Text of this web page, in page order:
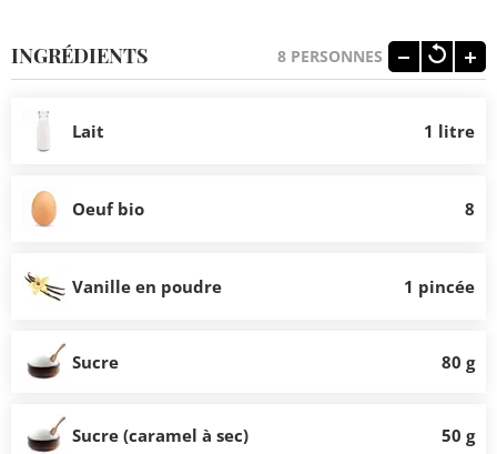
INGRÉDIENTS 8 PERSONNES
Lait 1 litre
Oeuf bio 8
Vanille en poudre 1 pincée
Sucre 80 g
Sucre (caramel à sec) 50 g